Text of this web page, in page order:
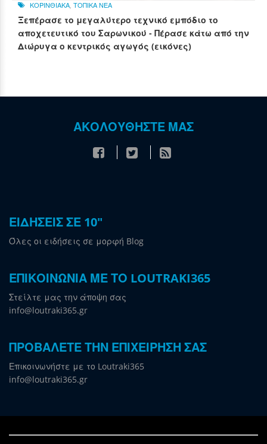
ΚΟΡΙΝΘΙΑΚΑ, ΤΟΠΙΚΑ ΝΕΑ
Ξεπέρασε το μεγαλύτερο τεχνικό εμπόδιο το
αποχετευτικό του Σαρωνικού - Πέρασε κάτω από την
Διώρυγα ο κεντρικός αγωγός (εικόνες)
ΑΚΟΛΟΥΘΗΣΤΕ ΜΑΣ
ΕΙΔΗΣΕΙΣ ΣΕ 10"
Όλες οι ειδήσεις σε μορφή Blog
ΕΠΙΚΟΙΝΩΝΙΑ ΜΕ ΤΟ LOUTRAKI365
Στείλτε μας την άποψη σας
info@loutraki365.gr
ΠΡΟΒΑΛΕΤΕ ΤΗΝ ΕΠΙΧΕΙΡΗΣΗ ΣΑΣ
Επικοινωνήστε με το Loutraki365
info@loutraki365.gr